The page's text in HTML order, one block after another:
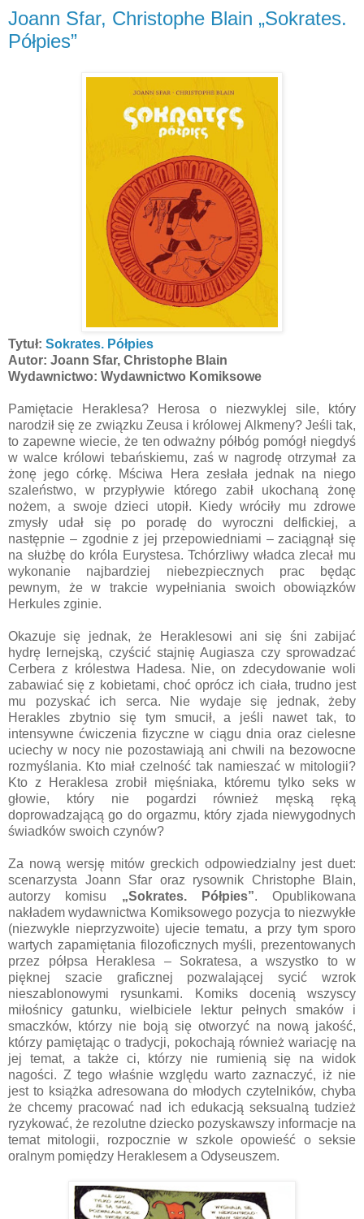
Joann Sfar, Christophe Blain „Sokrates.
Półpies”
Tytuł: Sokrates. Półpies
Autor: Joann Sfar, Christophe Blain
Wydawnictwo: Wydawnictwo Komiksowe
Pamiętacie Heraklesa? Herosa o niezwyklej sile, który
narodził się ze związku Zeusa i królowej Alkmeny? Jeśli tak,
to zapewne wiecie, że ten odważny półbóg pomógł niegdyś
w walce królowi tebańskiemu, zaś w nagrodę otrzymał za
żonę jego córkę. Mściwa Hera zesłała jednak na niego
szaleństwo, w przypływie którego zabił ukochaną żonę
nożem, a swoje dzieci utopił. Kiedy wróciły mu zdrowe
zmysły udał się po poradę do wyroczni delfickiej, a
następnie – zgodnie z jej przepowiedniami – zaciągnął się
na służbę do króla Eurystesa. Tchórzliwy władca zlecał mu
wykonanie najbardziej niebezpiecznych prac będąc
pewnym, że w trakcie wypełniania swoich obowiązków
Herkules zginie.
Okazuje się jednak, że Heraklesowi ani się śni zabijać
hydrę lernejską, czyścić stajnię Augiasza czy sprowadzać
Cerbera z królestwa Hadesa. Nie, on zdecydowanie woli
zabawiać się z kobietami, choć oprócz ich ciała, trudno jest
mu pozyskać ich serca. Nie wydaje się jednak, żeby
Herakles zbytnio się tym smucił, a jeśli nawet tak, to
intensywne ćwiczenia fizyczne w ciągu dnia oraz cielesne
uciechy w nocy nie pozostawiają ani chwili na bezowocne
rozmyślania. Kto miał czelność tak namieszać w mitologii?
Kto z Heraklesa zrobił mięśniaka, któremu tylko seks w
głowie, który nie pogardzi również męską ręką
doprowadzającą go do orgazmu, który zjada niewygodnych
świadków swoich czynów?
Za nową wersję mitów greckich odpowiedzialny jest duet:
scenarzysta Joann Sfar oraz rysownik Christophe Blain,
autorzy komisu „Sokrates. Półpies”. Opublikowana
nakładem wydawnictwa Komiksowego pozycja to niezwykłe
(niezwykle nieprzyzwoite) ujecie tematu, a przy tym sporo
wartych zapamiętania filozoficznych myśli, prezentowanych
przez półpsa Heraklesa – Sokratesa, a wszystko to w
pięknej szacie graficznej pozwalającej sycić wzrok
nieszablonowymi rysunkami. Komiks docenią wszyscy
miłośnicy gatunku, wielbiciele lektur pełnych smaków i
smaczków, którzy nie boją się otworzyć na nową jakość,
którzy pamiętając o tradycji, pokochają również wariację na
jej temat, a także ci, którzy nie rumienią się na widok
nagości. Z tego właśnie względu warto zaznaczyć, iż nie
jest to książka adresowana do młodych czytelników, chyba
że chcemy pracować nad ich edukacją seksualną tudzież
ryzykować, że rezolutne dziecko pozyskawszy informacje na
temat mitologii, rozpocznie w szkole opowieść o seksie
oralnym pomiędzy Heraklesem a Odyseuszem.